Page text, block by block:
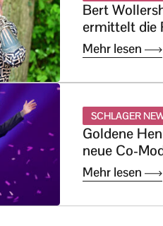
Bert
ermittelt die
Mehr lesen
SCHLAGER
Goldene
neue Co-
Mehr lesen